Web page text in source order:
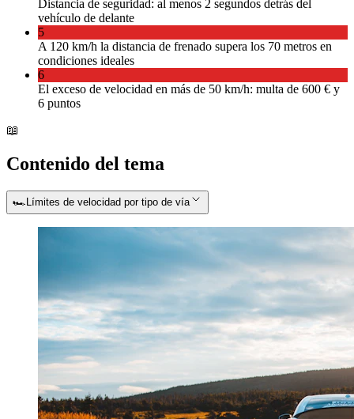
Distancia de seguridad: al menos 2 segundos detrás del
vehículo de delante
5
A 120 km/h la distancia de frenado supera los 70 metros en
condiciones ideales
6
El exceso de velocidad en más de 50 km/h: multa de 600 € y
6 puntos
📖
Contenido del tema
🏎️Límites de velocidad por tipo de vía